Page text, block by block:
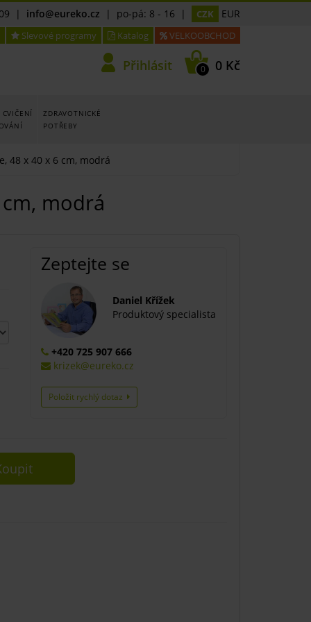
| info@eureko.cz | po-pá: 8 - 16 | CZK EUR
Slevové programy Katalog VELKOOBCHOD
Přihlásit 0 0 Kč
ZDRAVOTNICKÉ
POTŘEBY
48 x 40 x 6 cm, modrá
modrá
Zeptejte se
Daniel Křížek
Produktový specialista
+420 725 907 666
krizek@eureko.cz
Položit rychlý dotaz